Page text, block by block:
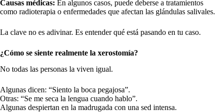
Causas médicas: En algunos casos, puede deberse a tratamientos
como radioterapia o enfermedades que afectan las glándulas salivales.
La clave no es adivinar. Es entender qué está pasando en tu caso.
¿Cómo se siente realmente la xerostomía?
No todas las personas la viven igual.
Algunas dicen: “Siento la boca pegajosa”.
Otras: “Se me seca la lengua cuando hablo”.
Algunas despiertan en la madrugada con una sed intensa.